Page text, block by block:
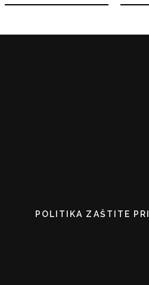
POLITIKA ZAŠTITE